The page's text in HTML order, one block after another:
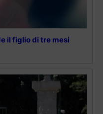
il figlio di tre mesi